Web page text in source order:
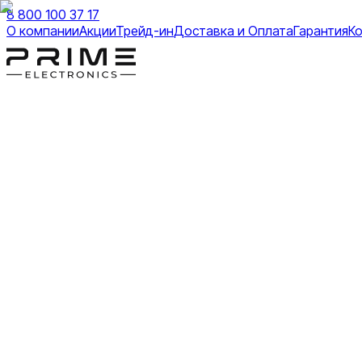
8 800 100 37 17
О компанииАкцииТрейд-инДоставка и ОплатаГарантия